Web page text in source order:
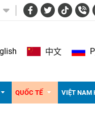
中文
QUỐC TẾ VIỆT NAM